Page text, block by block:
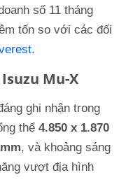
số 11 tháng
tốn so với các đối
.
Mu-X
ghi nhận trong
thể 4.850 x 1.870
, và khoảng sáng
vượt địa hình